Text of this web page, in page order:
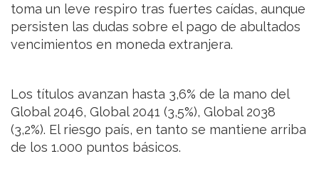
toma un leve respiro tras fuertes caídas, aunque
persisten las dudas sobre el pago de abultados
vencimientos en moneda extranjera.
Los títulos avanzan hasta 3,6% de la mano del
Global 2046, Global 2041 (3,5%), Global 2038
(3,2%). El riesgo país, en tanto se mantiene arriba
de los 1.000 puntos básicos.